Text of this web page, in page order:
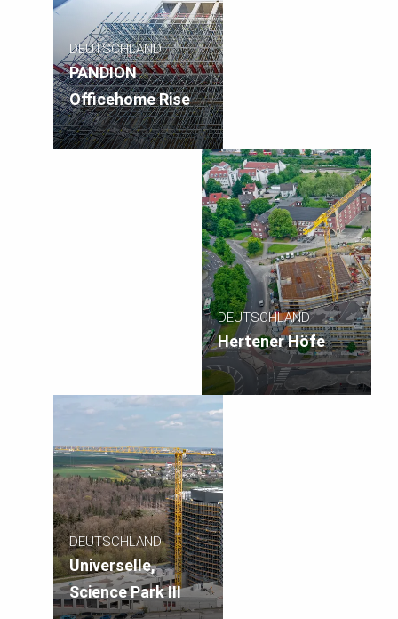
DEUTSCHLAND
PANDION
Officehome Rise
DEUTSCHLAND
Hertener Höfe
DEUTSCHLAND
Universelle,
Science Park III